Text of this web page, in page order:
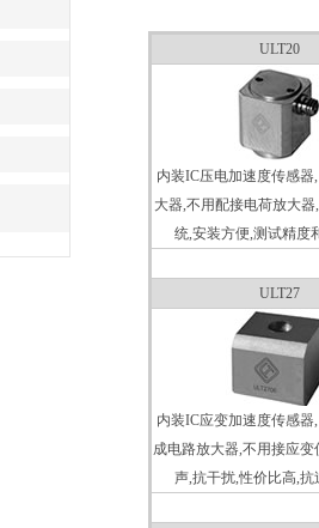
ULT20
内装IC压电加速度传感器
大器,不用配接电荷放大
统,安装方便,测试精度
ULT27
内装IC应变加速度传感器
成电路放大器,不用接应变
声,抗干扰,性价比高,抗